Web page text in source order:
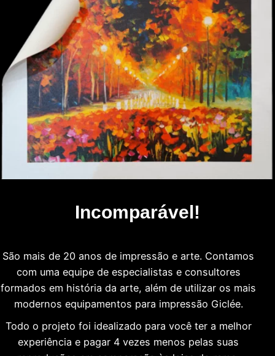
Incomparável!
São mais de 20 anos de impressão e arte. Contamos
com uma equipe de especialistas e consultores
formados em história da arte, além de utilizar os mais
modernos equipamentos para impressão Giclée.
Todo o projeto foi idealizado para você ter a melhor
experiência e pagar 4 vezes menos pelas suas